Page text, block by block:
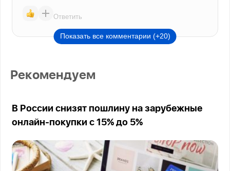
Ответить
Показать все комментарии (+20)
Рекомендуем
В России снизят пошлину на зарубежные
онлайн-покупки с 15% до 5%